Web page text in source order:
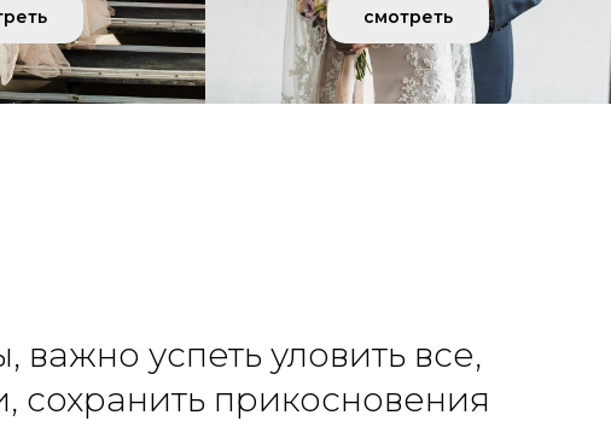
смотреть
успеть уловить все,
сохранить прикосновения